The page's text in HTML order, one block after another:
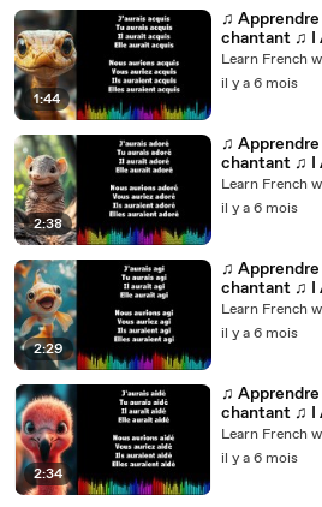
1:44
♫
chantant ♫ I ACQUÉRIR I Conditionnel
Passé_
Learn French
il y a 6 mois
2:38
♫
chantant ♫ I ADORER I Conditionnel
Passé_
Learn French
il y a 6 mois
2:29
♫
chantant ♫ I AGIR I Conditionnel
Passé_
Learn French
il y a 6 mois
2:34
♫
chantant ♫ I AIDER I Conditionnel
Passé_
Learn French
il y a 6 mois